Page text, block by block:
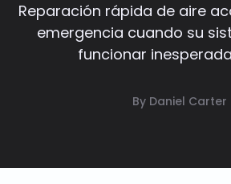
Reparación rápida de aire
emergencia cuando su
funcionar
By Daniel Carter